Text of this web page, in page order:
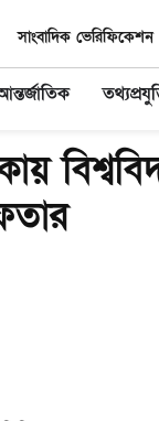
সাংবাদিক ভেরিফিকেশন